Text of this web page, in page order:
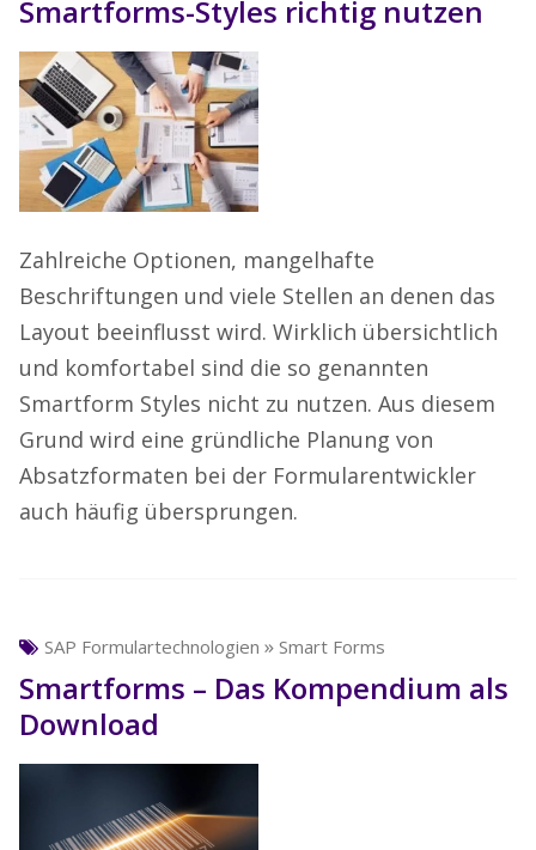
Smartforms-Styles richtig nutzen
Zahlreiche Optionen, mangelhafte
Beschriftungen und viele Stellen an denen das
Layout beeinflusst wird. Wirklich übersichtlich
und komfortabel sind die so genannten
Smartform Styles nicht zu nutzen. Aus diesem
Grund wird eine gründliche Planung von
Absatzformaten bei der Formularentwickler
auch häufig übersprungen.
SAP Formulartechnologien » Smart Forms
Smartforms – Das Kompendium als
Download